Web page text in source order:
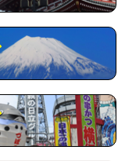
円~
円
円
円
円